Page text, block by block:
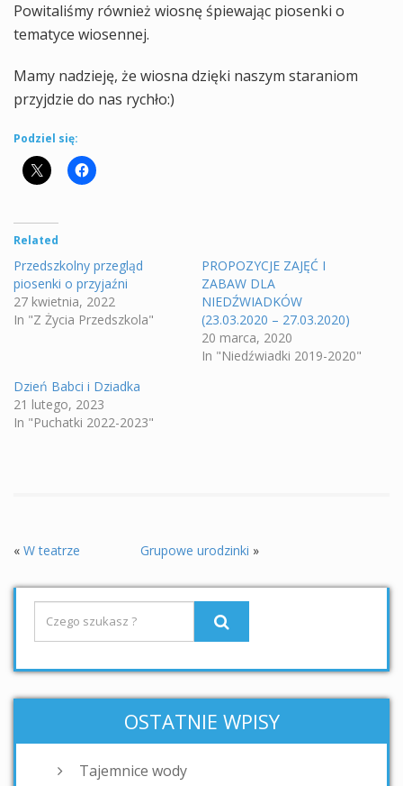
Powitaliśmy również wiosnę śpiewając piosenki o
tematyce wiosennej.
Mamy nadzieję, że wiosna dzięki naszym staraniom
przyjdzie do nas rychło:)
Podziel się:
Related
Przedszkolny przegląd
piosenki o przyjaźni
27 kwietnia, 2022
In "Z Życia Przedszkola"
PROPOZYCJE ZAJĘĆ I
ZABAW DLA
NIEDŹWIADKÓW
(23.03.2020 – 27.03.2020)
20 marca, 2020
In "Niedźwiadki 2019-2020"
Dzień Babci i Dziadka
21 lutego, 2023
In "Puchatki 2022-2023"
« W teatrze Grupowe urodzinki »
OSTATNIE WPISY
Tajemnice wody